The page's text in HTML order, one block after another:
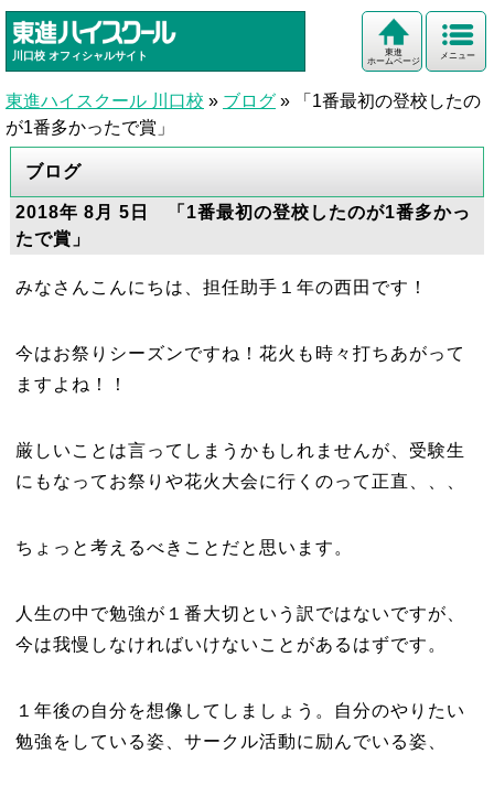
川口校 オフィシャルサイト メニュー
東進
ホームページ
東進ハイスクール 川口校 » ブログ »
「1番最初の登校したの
が1番多かったで賞」
ブログ
2018年 8月 5日 「1番最初の登校したのが1番多かっ
たで賞」
みなさんこんにちは、担任助手１年の西田です！
今はお祭りシーズンですね！花火も時々打ちあがって
ますよね！！
厳しいことは言ってしまうかもしれませんが、受験生
にもなってお祭りや花火大会に行くのって正直、、、
ちょっと考えるべきことだと思います。
人生の中で勉強が１番大切という訳ではないですが、
今は我慢しなければいけないことがあるはずです。
１年後の自分を想像してしましょう。自分のやりたい
勉強をしている姿、サークル活動に励んでいる姿、